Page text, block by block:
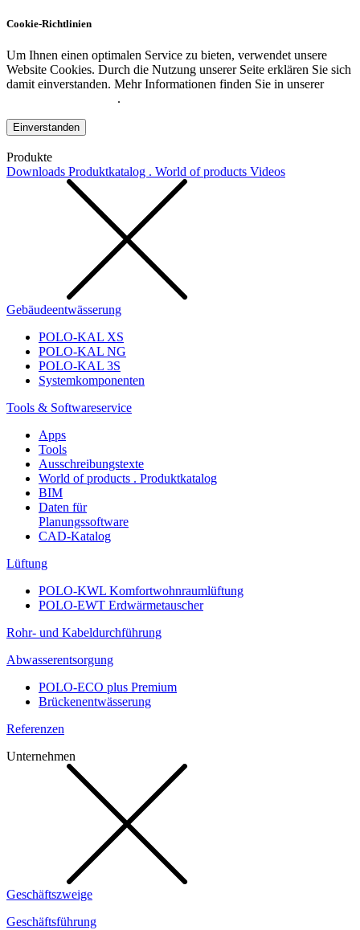
Cookie-Richtlinien
Um Ihnen einen optimalen Service zu bieten, verwendet unsere
Website Cookies. Durch die Nutzung unserer Seite erklären Sie sich
damit einverstanden. Mehr Informationen finden Sie in unserer
.
Einverstanden
Produkte
Downloads Produktkatalog . World of products Videos
Gebäudeentwässerung
POLO-KAL XS
POLO-KAL NG
POLO-KAL 3S
Systemkomponenten
Tools & Softwareservice
Apps
Tools
Ausschreibungstexte
World of products . Produktkatalog
BIM
Daten für
Planungssoftware
CAD-Katalog
Lüftung
POLO-KWL Komfortwohnraumlüftung
POLO-EWT Erdwärmetauscher
Rohr- und Kabeldurchführung
Abwasserentsorgung
POLO-ECO plus Premium
Brückenentwässerung
Referenzen
Unternehmen
Geschäftszweige
Geschäftsführung